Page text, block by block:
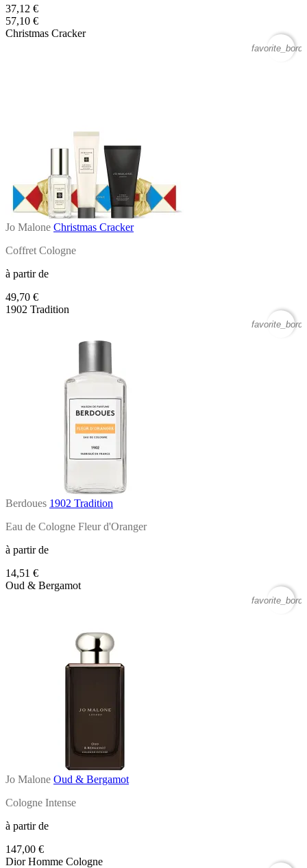
37,12 €
57,10 €
Christmas Cracker
Jo Malone Christmas Cracker
Coffret Cologne
à partir de
49,70 €
1902 Tradition
Berdoues 1902 Tradition
Eau de Cologne Fleur d'Oranger
à partir de
14,51 €
Oud & Bergamot
Jo Malone Oud & Bergamot
Cologne Intense
à partir de
147,00 €
Dior Homme Cologne